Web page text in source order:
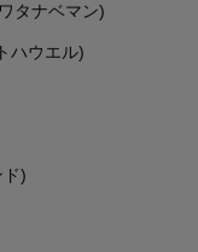
タナベマン)
ハウエル)
)